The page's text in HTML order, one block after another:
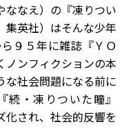
なえ）の『凍りつい
集英社）はそんな少年
９５年に雑誌『ＹＯ
ノンフィクションの本
な社会問題になる前に
・凍りついた瞳』
化され、社会的反響を